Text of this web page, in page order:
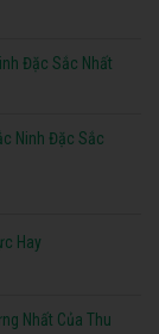
Đặc Sắc Nhất
Ninh Đặc Sắc
Hay
Nhất Của Thu